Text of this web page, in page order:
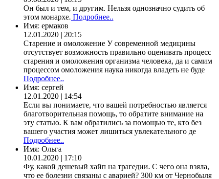
Он был и тем, и другим. Нельзя однозначно судить об
этом монархе. Подробнее..
Имя: ермаков
12.01.2020 | 20:15
Старение и омоложение У современной медицины
отсутствует возможность правильно оценивать процесс
старения и омоложения организма человека, да и самим
процессом омоложения наука никогда владеть не буде
Подробнее..
Имя: сергей
12.01.2020 | 14:54
Если вы понимаете, что вашей потребностью является
благотворительная помощь, то обратите внимание на
эту статью. К вам обратились за помощью те, кто без
вашего участия может лишиться увлекательного де
Подробнее..
Имя: Ольга
10.01.2020 | 17:10
Фу, какой дешевый хайп на трагедии. С чего она взяла,
что ее болезни связаны с аварией? 300 км от Чернобыля